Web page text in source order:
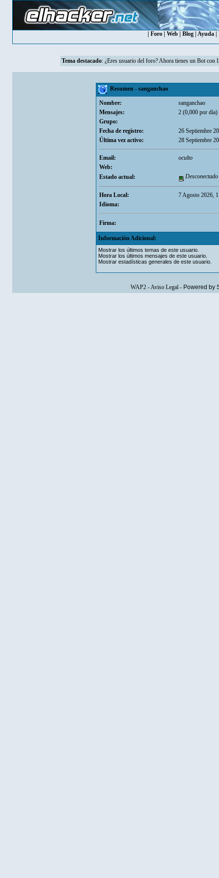
Foro Web Blog Ayuda
Tema destacado: ¿Eres usuario del foro? Ahora tienes un Bot con
Resumen - sanganchao
Nombre:
sanganchao
Mensajes:
2 (0,000 por día)
Grupo:
Fecha de registro:
26 Septiembre
Última vez activo:
28 Septiembre
Email:
oculto
Web:
Estado actual:
Desconectado
Hora Local:
7 Agosto 2026,
Idioma:
Firma:
Información Adicional:
Mostrar los últimos temas de este usuario.
Mostrar los últimos mensajes de este usuario.
Mostrar estadísticas generales de este usuario.
WAP2-Aviso Legal- Powered by